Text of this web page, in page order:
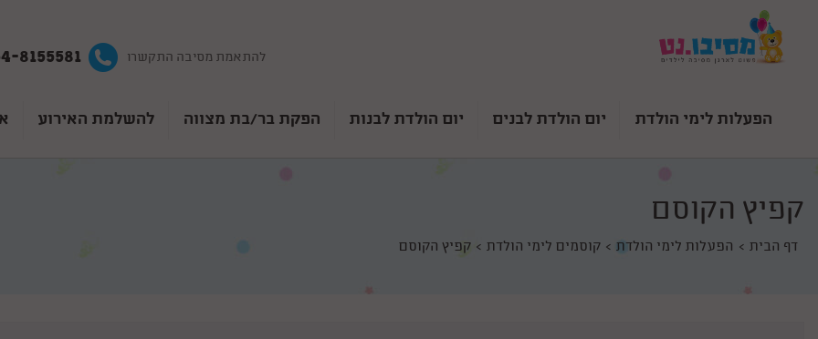
8155581 להתאמת מסיבה התקשרו
הפעלות לימי הולדת יום הולדת לבנים יום הולדת לבנות הפקת בר/בת מצווה להשלמת האירוע
קפיץ הקוסם
דף הבית הפעלות לימי הולדת קוסמים לימי הולדת קפיץ הקוסם